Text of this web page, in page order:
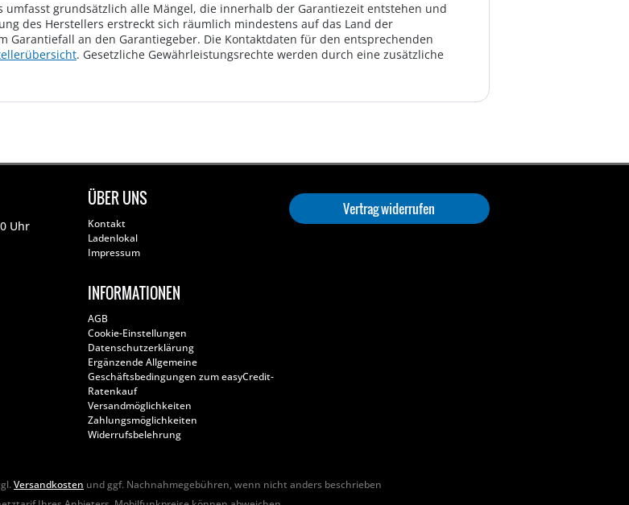
umfasst grundsätzlich alle Mängel, die innerhalb der Garantiezeit entstehen und
des Herstellers erstreckt sich räumlich mindestens auf das Land der
Garantiefall an den Garantiegeber. Die Kontaktdaten für den entsprechenden
. Gesetzliche Gewährleistungsrechte werden durch eine zusätzliche
Uhr
ÜBER UNS
Kontakt
Ladenlokal
Impressum
INFORMATIONEN
AGB
Cookie-Einstellungen
Datenschutzerklärung
Ergänzende Allgemeine
Geschäftsbedingungen zum easyCredit-
Ratenkauf
Versandmöglichkeiten
Zahlungsmöglichkeiten
Widerrufsbelehrung
Vertrag widerrufen
Versandkosten und ggf. Nachnahmegebühren, wenn nicht anders beschrieben